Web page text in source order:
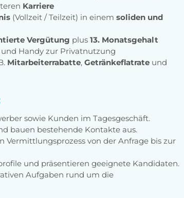
Karriere
(Vollzeit / Teilzeit) in einem soliden und
Vergütung plus 13. Monatsgehalt
und Handy zur Privatnutzung
Mitarbeiterrabatte, Getränkeflatrate und
sowie Kunden im Tagesgeschäft.
bauen bestehende Kontakte aus.
Vermittlungsprozess von der Anfrage bis zur
und präsentieren geeignete Kandidaten.
Aufgaben rund um die